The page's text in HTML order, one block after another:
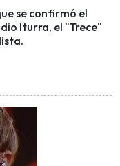
se confirmó el
Iturra, el "Trece"